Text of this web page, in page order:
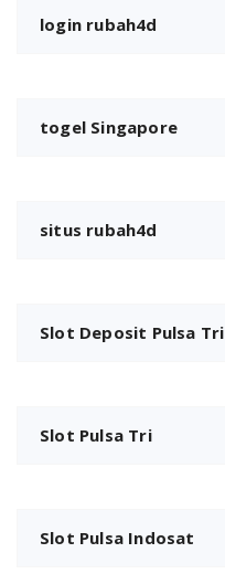
login rubah4d
togel Singapore
situs rubah4d
Slot Deposit Pulsa Tri
Slot Pulsa Tri
Slot Pulsa Indosat